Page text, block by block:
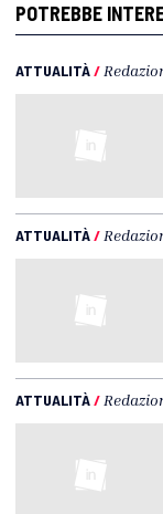
POTREBBE
ATTUALITÀ/
ATTUALITÀ/
ATTUALITÀ/